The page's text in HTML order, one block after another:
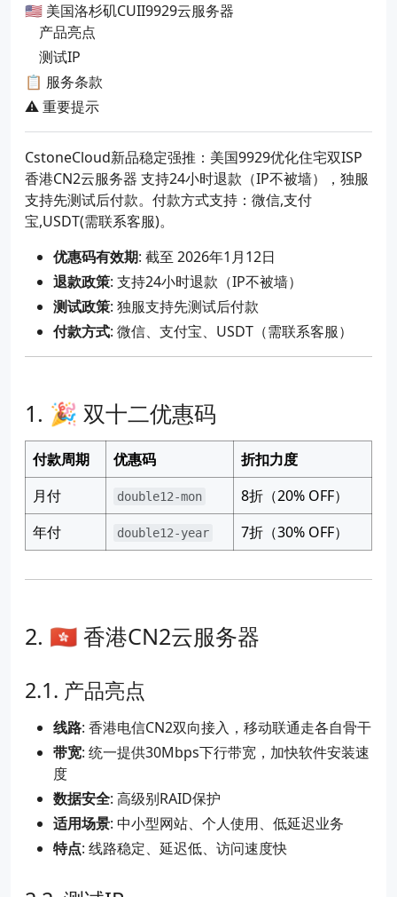
🇺🇸 美国洛杉矶CUII9929云服务器
产品亮点
测试IP
📋 服务条款
⚠️ 重要提示
CstoneCloud新品稳定强推：美国9929优化住宅双ISP
香港CN2云服务器 支持24小时退款（IP不被墙），独服
支持先测试后付款。付款方式支持：微信,支付
宝,USDT(需联系客服)。
优惠码有效期: 截至 2026年1月12日
退款政策: 支持24小时退款（IP不被墙）
测试政策: 独服支持先测试后付款
付款方式: 微信、支付宝、USDT（需联系客服）
🎉 双十二优惠码
付款周期 优惠码
折扣力度
月付
double12-mon
8折（20% OFF）
年付
double12-year 7折（30% OFF）
🇭🇰 香港CN2云服务器
产品亮点
线路: 香港电信CN2双向接入，移动联通走各自骨干
带宽: 统一提供30Mbps下行带宽，加快软件安装速
度
数据安全: 高级别RAID保护
适用场景: 中小型网站、个人使用、低延迟业务
特点: 线路稳定、延迟低、访问速度快